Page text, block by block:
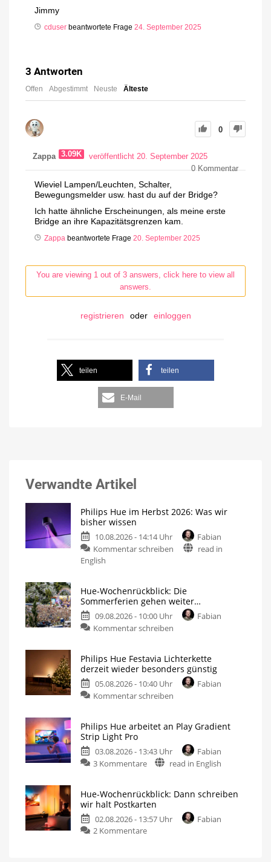
Jimmy
cduser beantwortete Frage 24. September 2025
3 Antworten
Offen Abgestimmt Neuste Älteste
0
Zappa 3.09K
veröffentlicht 20. September 2025
0Kommentar
Wieviel Lampen/Leuchten, Schalter,
Bewegungsmelder usw. hast du auf der Bridge?
Ich hatte ähnliche Erscheinungen, als meine erste
Bridge an ihre Kapazitätsgrenzen kam.
Zappa beantwortete Frage 20. September 2025
You are viewing 1 out of 3 answers, click here to view all
answers.
registrieren oder einloggen
teilen teilen
E-Mail
Verwandte Artikel
Philips Hue im Herbst 2026: Was wir
bisher wissen
10.08.2026 - 14:14 Uhr
Fabian
Kommentar schreiben
read in
English
Hue-Wochenrückblick: Die
Sommerferien gehen weiter…
09.08.2026 - 10:00 Uhr
Fabian
Kommentar schreiben
Philips Hue Festavia Lichterkette
derzeit wieder besonders günstig
05.08.2026 - 10:40 Uhr
Fabian
Kommentar schreiben
Philips Hue arbeitet an Play Gradient
Strip Light Pro
03.08.2026 - 13:43 Uhr
Fabian
3 Kommentare
read in English
Hue-Wochenrückblick: Dann schreiben
wir halt Postkarten
02.08.2026 - 13:57 Uhr
Fabian
2 Kommentare